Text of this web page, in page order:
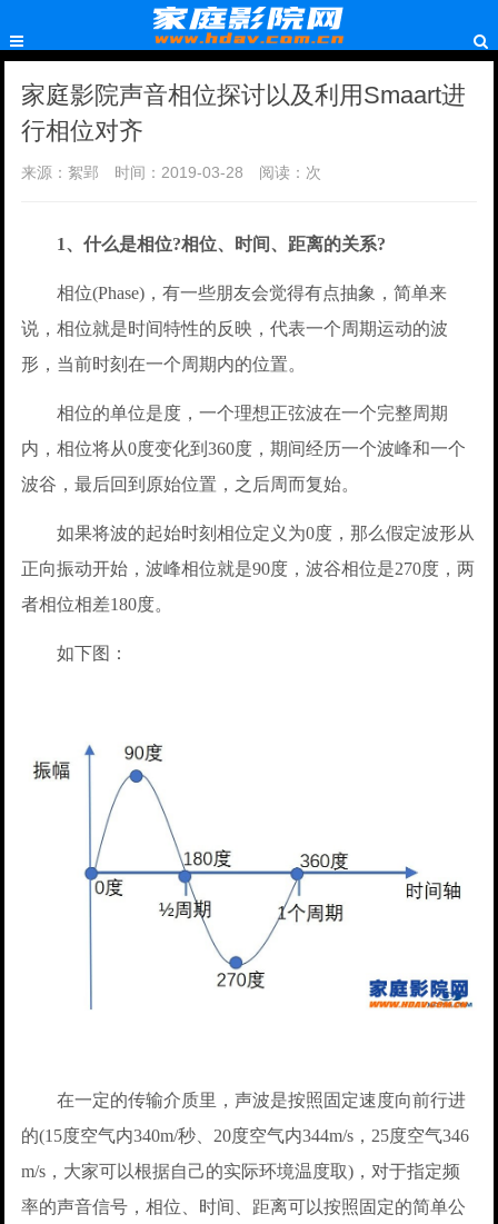
家庭影院声音相位探讨以及利用Smaart进
行相位对齐
来源：絮郢 时间：2019-03-28 阅读： 次
1、什么是相位?相位、时间、距离的关系?
相位(Phase)，有一些朋友会觉得有点抽象，简单来
说，相位就是时间特性的反映，代表一个周期运动的波
形，当前时刻在一个周期内的位置。
相位的单位是度，一个理想正弦波在一个完整周期
内，相位将从0度变化到360度，期间经历一个波峰和一个
波谷，最后回到原始位置，之后周而复始。
如果将波的起始时刻相位定义为0度，那么假定波形从
正向振动开始，波峰相位就是90度，波谷相位是270度，两
者相位相差180度。
如下图：
在一定的传输介质里，声波是按照固定速度向前行进
的(15度空气内340m/秒、20度空气内344m/s，25度空气346
m/s，大家可以根据自己的实际环境温度取)，对于指定频
率的声音信号，相位、时间、距离可以按照固定的简单公